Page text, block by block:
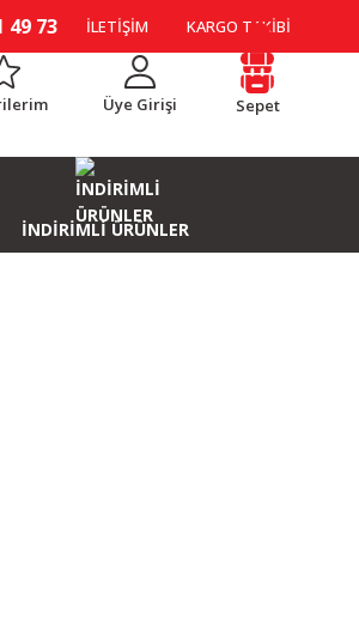
49 73 İLETİŞİM KARGO TAKİBİ
Üye Girişi Sepet
İNDİRİMLİ ÜRÜNLER